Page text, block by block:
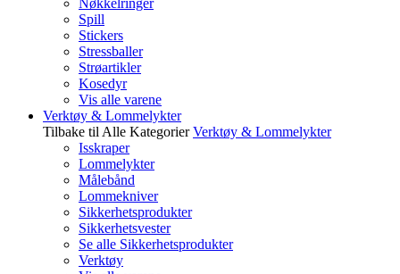
Nøkkelringer
Spill
Stickers
Stressballer
Strøartikler
Kosedyr
Vis alle varene
Verktøy & Lommelykter
Tilbake til Alle Kategorier Verktøy & Lommelykter
Isskraper
Lommelykter
Målebånd
Lommekniver
Sikkerhetsprodukter
Sikkerhetsvester
Se alle Sikkerhetsprodukter
Verktøy